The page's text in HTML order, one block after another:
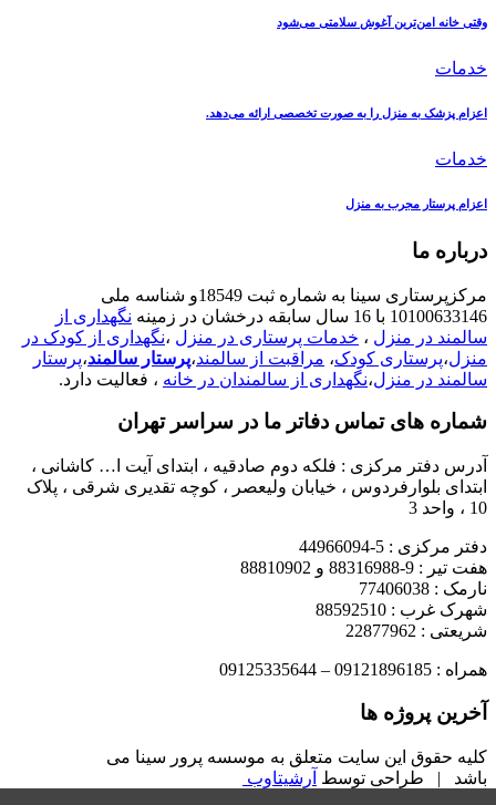
وقتی خانه امن‌ترین آغوش سلامتی می‌شود
خدمات
اعزام پزشک به منزل را به صورت تخصصی ارائه می‌دهد.
خدمات
اعزام پرستار مجرب به منزل
درباره ما
مرکزپرستاری سینا به شماره ثبت 18549و شناسه ملی
10100633146 با 16 سال سابقه درخشان در زمینه
نگهداری از
سالمند در منزل ، خدمات پرستاری در منزل ،نگهداری از کودک در
منزل،پرستاری کودک، مراقبت از سالمند،پرستار سالمند،پرستار
سالمند در منزل،نگهداری از سالمندان در خانه ، فعالیت دارد.
شماره های تماس دفاتر ما در سراسر تهران
آدرس دفتر مرکزی : فلکه دوم صادقیه ، ابتدای آیت ا… کاشانی ،
ابتدای بلوارفردوس ، خیابان ولیعصر ، کوچه تقدیری شرقی ، پلاک
10 ، واحد 3
دفتر مرکزی : 5-44966094
هفت تیر : 9-88316988 و 88810902
نارمک : 77406038
شهرک غرب : 88592510
شریعتی : 22877962
همراه : 09121896185 – 09125335644
آخرین پروژه ها
کلیه حقوق این سایت متعلق به موسسه پرور سینا می
باشد | طراحی توسط آرشیتاوب